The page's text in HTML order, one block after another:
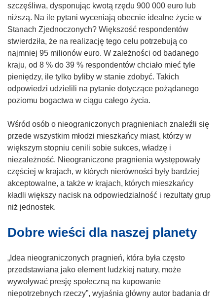
w
y
m
o
k
n
i
szczęśliwa, dysponując kwotą rzędu 900 000 euro lub
niższą. Na ile pytani wyceniają obecnie idealne życie w
Stanach Zjednoczonych? Większość respondentów
stwierdziła, że na realizację tego celu potrzebują co
najmniej 95 milionów euro. W zależności od badanego
kraju, od 8 % do 39 % respondentów chciało mieć tyle
pieniędzy, ile tylko byliby w stanie zdobyć. Takich
odpowiedzi udzielili na pytanie dotyczące pożądanego
poziomu bogactwa w ciągu całego życia.
Wśród osób o nieograniczonych pragnieniach znaleźli się
przede wszystkim młodzi mieszkańcy miast, którzy w
większym stopniu cenili sobie sukces, władzę i
niezależność. Nieograniczone pragnienia występowały
częściej w krajach, w których nierówności były bardziej
akceptowalne, a także w krajach, których mieszkańcy
kładli większy nacisk na odpowiedzialność i rezultaty grup
niż jednostek.
Dobre wieści dla naszej planety
„Idea nieograniczonych pragnień, która była często
przedstawiana jako element ludzkiej natury, może
wywoływać presję społeczną na kupowanie
niepotrzebnych rzeczy”, wyjaśnia główny autor badania dr